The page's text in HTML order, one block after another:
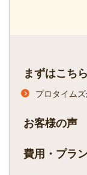
まずはこち
プロタイム
お客様の声
費用・プラ